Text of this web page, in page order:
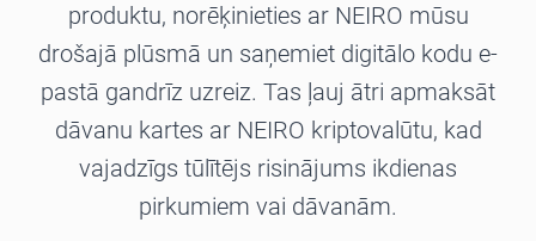
produktu, norēķinieties ar NEIRO mūsu
drošajā plūsmā un saņemiet digitālo kodu e-
pastā gandrīz uzreiz. Tas ļauj ātri apmaksāt
dāvanu kartes ar NEIRO kriptovalūtu, kad
vajadzīgs tūlītējs risinājums ikdienas
pirkumiem vai dāvanām.